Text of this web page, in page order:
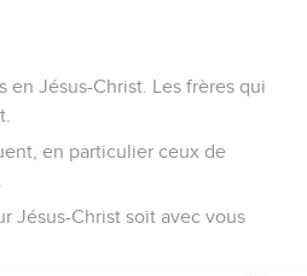
en Jésus-Christ. Les frères qui
en particulier ceux de
Jésus-Christ soit avec vous